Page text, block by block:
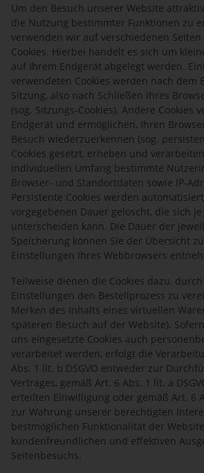
Um den Besuch unserer Website
die Nutzung bestimmter Funktionen zu
verwenden wir auf verschiedenen Seiten
Cookies. Hierbei handelt es sich um
auf Ihrem Endgerät abgelegt werden.
verwendeten Cookies werden nach dem
Sitzung, also nach Schließen Ihres
(sog. Sitzungs-Cookies). Andere Cookies
Endgerät und ermöglichen, Ihren
Besuch wiederzuerkennen (sog.
Cookies gesetzt, erheben und
individuellen Umfang bestimmte
Browser- und Standortdaten sowie IP-
Persistente Cookies werden
vorgegebenen Dauer gelöscht, die sich je
unterscheiden kann. Die Dauer der
Speicherung können Sie der Übersicht
Einstellungen Ihres Webbrowsers
Teilweise dienen die Cookies dazu,
Einstellungen den Bestellprozess zu
Merken des Inhalts eines virtuellen
späteren Besuch auf der Website).
uns eingesetzte Cookies auch
verarbeitet werden, erfolgt die
Abs. 1 lit. b DSGVO entweder zur
Vertrages, gemäß Art. 6 Abs. 1 lit. a
erteilten Einwilligung oder gemäß Art. 6
zur Wahrung unserer berechtigten
bestmöglichen Funktionalität der
kundenfreundlichen und effektiven
Seitenbesuchs.